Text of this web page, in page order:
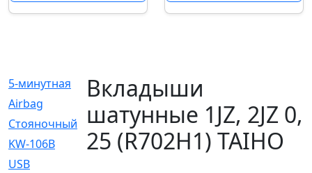
5-минутная
[1]
Airbag
[18]
Cтояночный
[1]
KW-106B
[0]
USB
Вкладыши
шатунные 1JZ, 2JZ 0,
25 (R702H1) TAIHO